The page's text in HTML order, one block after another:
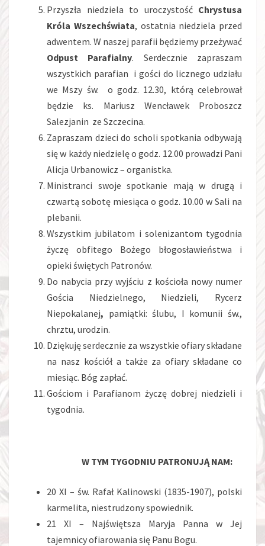
Przyszła niedziela to uroczystość Chrystusa
Króla Wszechświata, ostatnia niedziela przed
adwentem. W naszej parafii będziemy przeżywać
Odpust Parafialny. Serdecznie zapraszam
wszystkich parafian i gości do licznego udziału
we Mszy św. o godz. 12.30, którą celebrował
będzie ks. Mariusz Wencławek Proboszcz
Salezjanin ze Szczecina.
Zapraszam dzieci do scholi spotkania odbywają
się w każdy niedzielę o godz. 12.00 prowadzi Pani
Alicja Urbanowicz – organistka.
Ministranci swoje spotkanie mają w drugą i
czwartą sobotę miesiąca o godz. 10.00 w Sali na
plebanii.
Wszystkim jubilatom i solenizantom tygodnia
życzę obfitego Bożego błogosławieństwa i
opieki świętych Patronów.
Do nabycia przy wyjściu z kościoła nowy numer
Gościa Niedzielnego, Niedzieli, Rycerz
Niepokalanej, pamiątki: ślubu, I komunii św.,
chrztu, urodzin.
Dziękuję serdecznie za wszystkie ofiary składane
na nasz kościół a także za ofiary składane co
miesiąc. Bóg zapłać.
Gościom i Parafianom życzę dobrej niedzieli i
tygodnia.
W TYM TYGODNIU PATRONUJĄ NAM:
20 XI – św. Rafał Kalinowski (1835-1907), polski
karmelita, niestrudzony spowiednik.
21 XI – Najświętsza Maryja Panna w Jej
tajemnicy ofiarowania się Panu Bogu.